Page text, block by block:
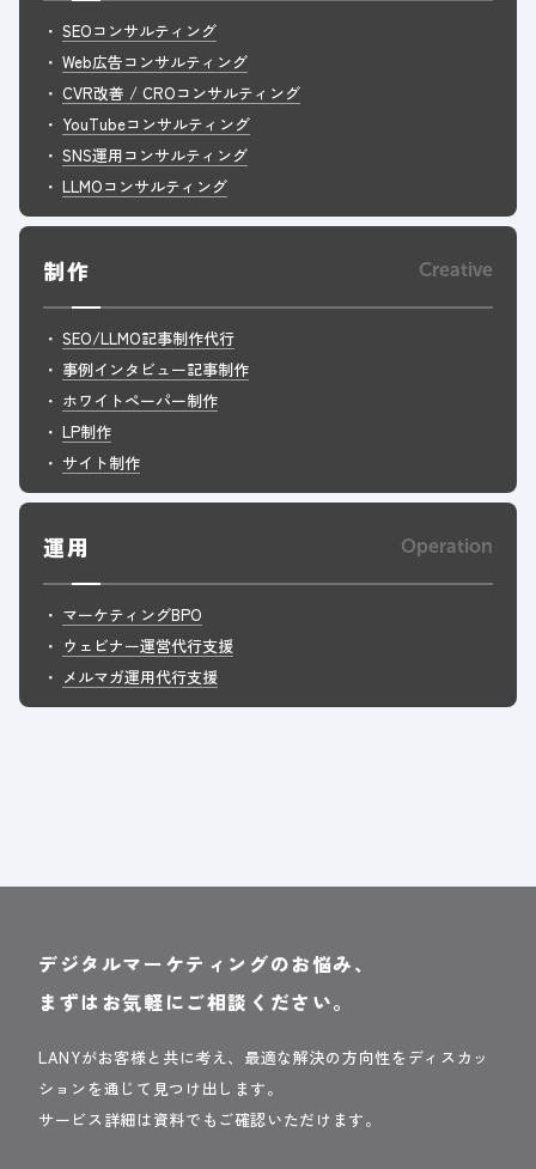
SEOコンサルティング
Web広告コンサルティング
CVR改善 / CROコンサルティング
YouTubeコンサルティング
SNS運用コンサルティング
LLMOコンサルティング
制作 Creative
SEO/LLMO記事制作代行
事例インタビュー記事制作
ホワイトペーパー制作
LP制作
サイト制作
運用 Operation
マーケティングBPO
ウェビナー運営代行支援
メルマガ運用代行支援
デジタルマーケティングのお悩み、
まずはお気軽にご相談ください。
LANYがお客様と共に考え、最適な解決の方向性をディスカッ
ションを通じて見つけ出します。
サービス詳細は資料でもご確認いただけます。